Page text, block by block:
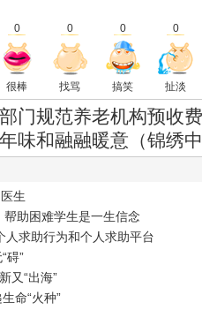
0 0 0 0
很棒 找骂 搞笑 扯淡
门规范养老机构预收费
味和融融暖意（锦绣
生
助困难学生是一生信念
人求助行为和个人求助平台
碍”
又“出海”
命“火种”